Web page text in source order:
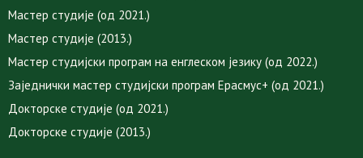
Мастер студије (од 2021.)
Мастер студије (2013.)
Мастер студијски програм на енглеском језику (од 2022.)
Заједнички мастер студијски програм Ерасмус+ (од 2021.)
Докторске студије (од 2021.)
Докторске студије (2013.)